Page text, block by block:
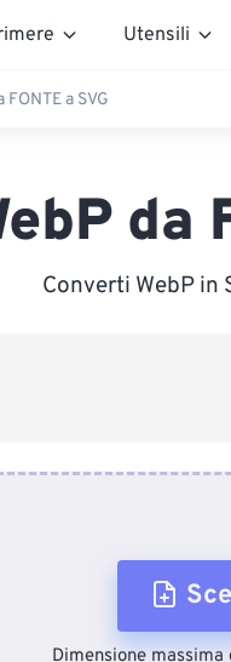
Utensili
FONTE a SVG
da
Converti WebP in
Dimensione massima